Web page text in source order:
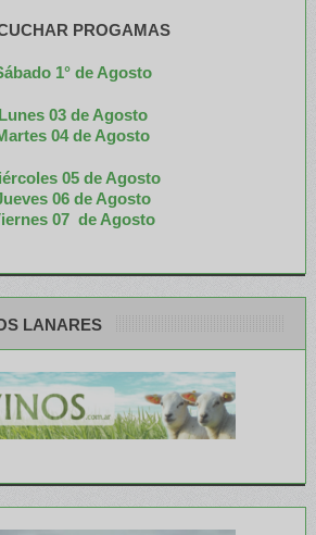
PROGAMAS
1° de Agosto
Lunes 03 de Agosto
artes 04 de Agosto
05 de Agosto
06 de Agosto
07 de Agosto
LANARES